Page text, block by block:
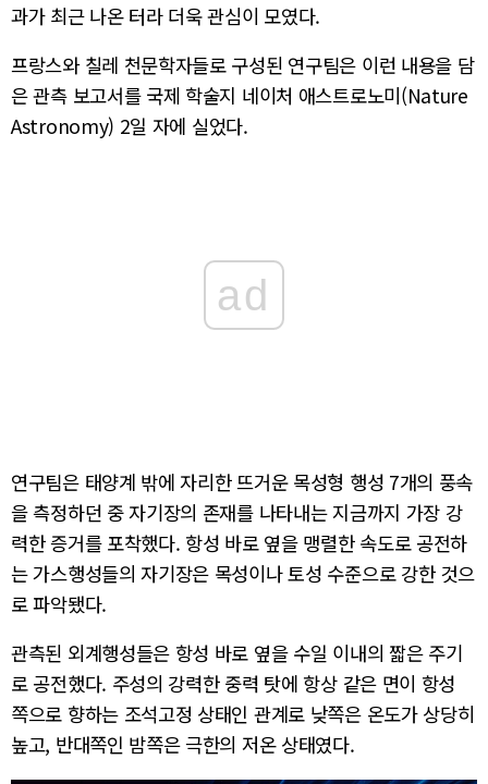
과가 최근 나온 터라 더욱 관심이 모였다.
프랑스와 칠레 천문학자들로 구성된 연구팀은 이런 내용을 담
은 관측 보고서를 국제 학술지 네이처 애스트로노미(Nature
Astronomy) 2일 자에 실었다.
ad
연구팀은 태양계 밖에 자리한 뜨거운 목성형 행성 7개의 풍속
을 측정하던 중 자기장의 존재를 나타내는 지금까지 가장 강
력한 증거를 포착했다. 항성 바로 옆을 맹렬한 속도로 공전하
는 가스행성들의 자기장은 목성이나 토성 수준으로 강한 것으
로 파악됐다.
관측된 외계행성들은 항성 바로 옆을 수일 이내의 짧은 주기
로 공전했다. 주성의 강력한 중력 탓에 항상 같은 면이 항성
쪽으로 향하는 조석고정 상태인 관계로 낮쪽은 온도가 상당히
높고, 반대쪽인 밤쪽은 극한의 저온 상태였다.